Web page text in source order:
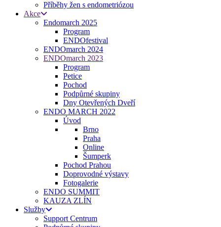
Příběhy žen s endometriózou
Akce
Endomarch 2025
Program
ENDOfestival
ENDOmarch 2024
ENDOmarch 2023
Program
Petice
Pochod
Podpůrné skupiny
Dny Otevřených Dveří
ENDO MARCH 2022
Úvod
Brno
Praha
Online
Šumperk
Pochod Prahou
Doprovodné výstavy
Fotogalerie
ENDO SUMMIT
KAUZA ZLÍN
Služby
Support Centrum